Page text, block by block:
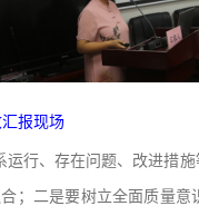
报现场
行、存在问题、改进措
二是要树立全面质量